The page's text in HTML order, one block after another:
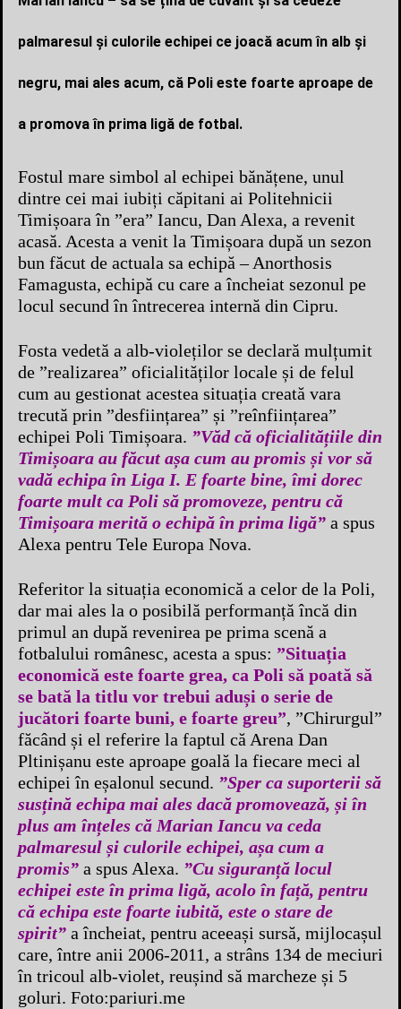
palmaresul și culorile echipei ce joacă acum în alb și
negru, mai ales acum, că Poli este foarte aproape de
a promova în prima ligă de fotbal.
Fostul mare simbol al echipei bănățene, unul
dintre cei mai iubiți căpitani ai Politehnicii
Timișoara în ”era” Iancu, Dan Alexa, a revenit
acasă. Acesta a venit la Timișoara după un sezon
bun făcut de actuala sa echipă – Anorthosis
Famagusta, echipă cu care a încheiat sezonul pe
locul secund în întrecerea internă din Cipru.
Fosta vedetă a alb-violeților se declară mulțumit
de ”realizarea” oficialităților locale și de felul
cum au gestionat acestea situația creată vara
trecută prin ”desființarea” și ”reînființarea”
echipei Poli Timișoara. ”Văd că oficialitățiile din
Timișoara au făcut așa cum au promis și vor să
vadă echipa în Liga I. E foarte bine, îmi dorec
foarte mult ca Poli să promoveze, pentru că
Timișoara merită o echipă în prima ligă” a spus
Alexa pentru Tele Europa Nova.
Referitor la situația economică a celor de la Poli,
dar mai ales la o posibilă performanță încă din
primul an după revenirea pe prima scenă a
fotbalului românesc, acesta a spus: ”Situația
economică este foarte grea, ca Poli să poată să
se bată la titlu vor trebui aduși o serie de
jucători foarte buni, e foarte greu”, ”Chirurgul”
făcând și el referire la faptul că Arena Dan
Pltinișanu este aproape goală la fiecare meci al
echipei în eșalonul secund. ”Sper ca suporterii să
susțină echipa mai ales dacă promovează, și în
plus am înțeles că Marian Iancu va ceda
palmaresul și culorile echipei, așa cum a
promis” a spus Alexa. ”Cu siguranță locul
echipei este în prima ligă, acolo în față, pentru
că echipa este foarte iubită, este o stare de
spirit” a încheiat, pentru aceeași sursă, mijlocașul
care, între anii 2006-2011, a strâns 134 de meciuri
în tricoul alb-violet, reușind să marcheze și 5
goluri. Foto:pariuri.me